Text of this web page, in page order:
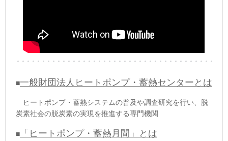
■一般財団法人ヒートポンプ・蓄熱センターとは
ヒートポンプ・蓄熱システムの普及や調査研究を行い、脱
炭素社会の脱炭素の実現を推進する専門機関
■ 「ヒートポンプ・蓄熱月間」とは